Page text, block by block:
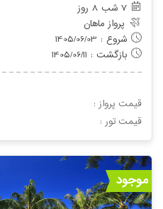
7 شب 8 روز
پرواز ماهان
شروع : 1405/06/03
بازگشت : 1405/06/11
قیمت پرواز :
: قیمت تور
موجود